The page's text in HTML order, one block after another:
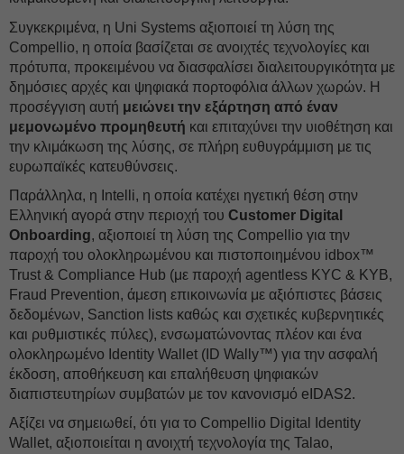
Συγκεκριμένα, η Uni Systems αξιοποιεί τη λύση της
Compellio, η οποία βασίζεται σε ανοιχτές τεχνολογίες και
πρότυπα, προκειμένου να διασφαλίσει διαλειτουργικότητα με
δημόσιες αρχές και ψηφιακά πορτοφόλια άλλων χωρών. Η
προσέγγιση αυτή μειώνει την εξάρτηση από έναν
μεμονωμένο προμηθευτή και επιταχύνει την υιοθέτηση και
την κλιμάκωση της λύσης, σε πλήρη ευθυγράμμιση με τις
ευρωπαϊκές κατευθύνσεις.
Παράλληλα, η Intelli, η οποία κατέχει ηγετική θέση στην
Ελληνική αγορά στην περιοχή του Customer Digital
Onboarding, αξιοποιεί τη λύση της Compellio για την
παροχή του ολοκληρωμένου και πιστοποιημένου idbox™
Trust & Compliance Hub (με παροχή agentless KYC & KYB,
Fraud Prevention, άμεση επικοινωνία με αξιόπιστες βάσεις
δεδομένων, Sanction lists καθώς και σχετικές κυβερνητικές
και ρυθμιστικές πύλες), ενσωματώνοντας πλέον και ένα
ολοκληρωμένο Identity Wallet (ID Wally™) για την ασφαλή
έκδοση, αποθήκευση και επαλήθευση ψηφιακών
διαπιστευτηρίων συμβατών με τον κανονισμό eIDAS2.
Αξίζει να σημειωθεί, ότι για το Compellio Digital Identity
Wallet, αξιοποιείται η ανοιχτή τεχνολογία της Talao,